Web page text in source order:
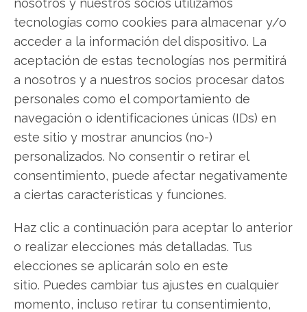
tecnologías como cookies para almacenar y/o
acceder a la información del dispositivo. La
aceptación de estas tecnologías nos permitirá
a nosotros y a nuestros socios procesar datos
personales como el comportamiento de
navegación o identificaciones únicas (IDs) en
este sitio y mostrar anuncios (no-)
personalizados. No consentir o retirar el
consentimiento, puede afectar negativamente
a ciertas características y funciones.
Haz clic a continuación para aceptar lo anterior
o realizar elecciones más detalladas. Tus
elecciones se aplicarán solo en este
sitio. Puedes cambiar tus ajustes en cualquier
momento, incluso retirar tu consentimiento,
utilizan fondos como BlackRock y Vanguard
para generar dinero incluso mientras duermen,
y cómo puedes aplicarla a tu propia cartera
independientemente del ciclo de mercado.
Aprenderás concretamente cómo los
inversores inteligentes generan ingresos
complementarios y por qué cada minuto que no
aplicas esta estrategia estás dejando dinero
sobre la mesa.Detalles de la estrategia de la
Línea Dorada
Compartir este artículo